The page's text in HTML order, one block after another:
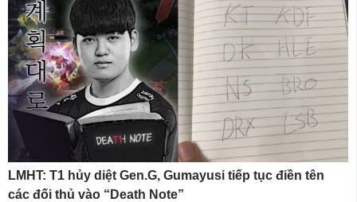
LMHT: T1 hủy diệt Gen.G, Gumayusi tiếp tục điền tên
các đối thủ vào “Death Note”